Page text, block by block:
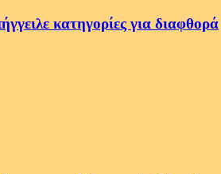
κατηγορίες για διαφθορά